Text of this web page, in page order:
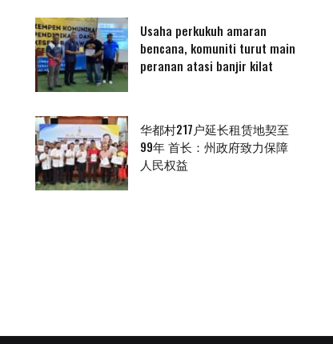
Usaha perkukuh amaran
bencana, komuniti turut main
peranan atasi banjir kilat
华都村217户延长租赁地契至
99年 首长：州政府致力保障
人民权益